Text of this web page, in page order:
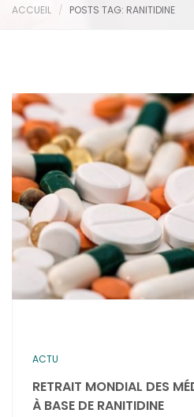
ACCUEIL POSTS TAG: RANITIDINE
ACTU
RETRAIT MONDIAL DES
À BASE DE RANITIDINE